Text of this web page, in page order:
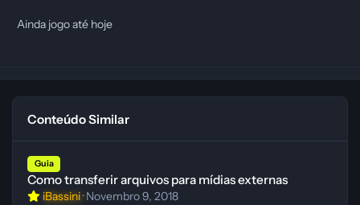
Ainda jogo até hoje
Conteúdo Similar
Guia
Como transferir arquivos para mídias externas
iBassini·Novembro 9, 2018